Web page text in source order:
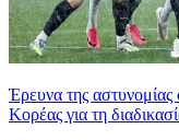
Έρευνα της
Κορέας για τη